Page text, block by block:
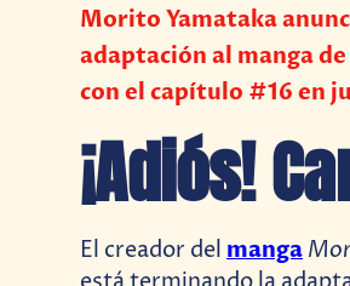
Morito Yamataka
adaptación al manga
con el capítulo #16 en
¡Adiós!
El creador del manga